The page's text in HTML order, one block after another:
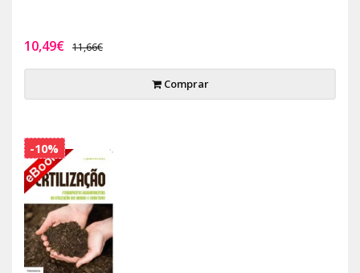
10,49€ 11,66€
Comprar
-10%